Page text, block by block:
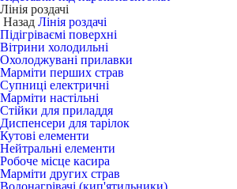
Лінія роздачі
Назад Лінія роздачі
Підігріваємі поверхні
Вітрини холодильні
Охолоджувані прилавки
Марміти перших страв
Супниці електричні
Марміти настільні
Стійки для приладдя
Диспенсери для тарілок
Кутові елементи
Нейтральні елементи
Робоче місце касира
Марміти других страв
Водонагрівачі (кип'ятильники)